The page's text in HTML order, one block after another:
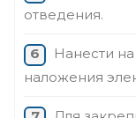
отведения.
Нанести
наложения